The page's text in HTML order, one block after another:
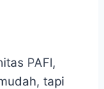
PAFI,
tapi